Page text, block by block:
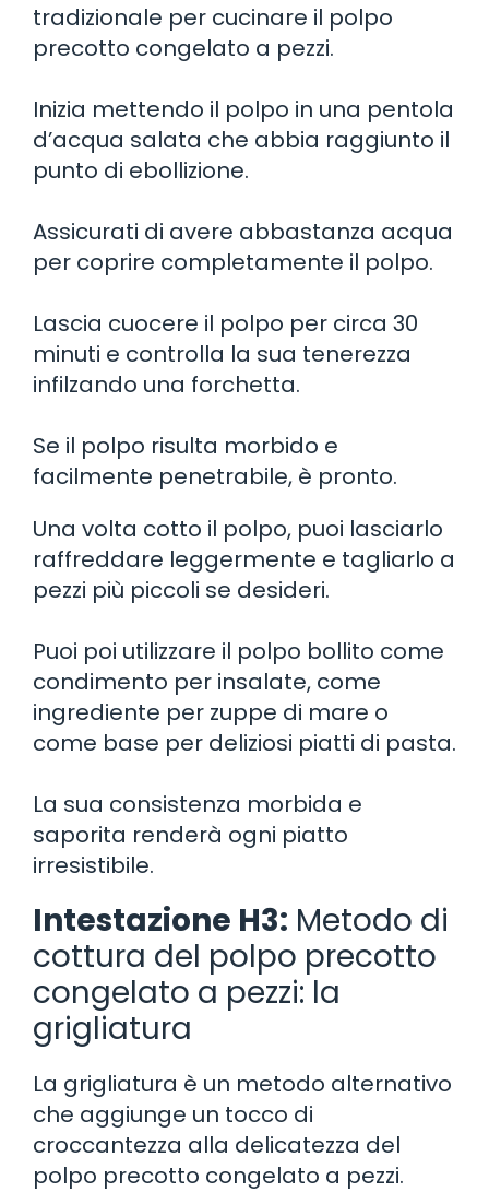
tradizionale per cucinare il polpo
precotto congelato a pezzi.
Inizia mettendo il polpo in una pentola
d’acqua salata che abbia raggiunto il
punto di ebollizione.
Assicurati di avere abbastanza acqua
per coprire completamente il polpo.
Lascia cuocere il polpo per circa 30
minuti e controlla la sua tenerezza
infilzando una forchetta.
Se il polpo risulta morbido e
facilmente penetrabile, è pronto.
Una volta cotto il polpo, puoi lasciarlo
raffreddare leggermente e tagliarlo a
pezzi più piccoli se desideri.
Puoi poi utilizzare il polpo bollito come
condimento per insalate, come
ingrediente per zuppe di mare o
come base per deliziosi piatti di pasta.
La sua consistenza morbida e
saporita renderà ogni piatto
irresistibile.
Intestazione H3: Metodo di
cottura del polpo precotto
congelato a pezzi: la
grigliatura
La grigliatura è un metodo alternativo
che aggiunge un tocco di
croccantezza alla delicatezza del
polpo precotto congelato a pezzi.